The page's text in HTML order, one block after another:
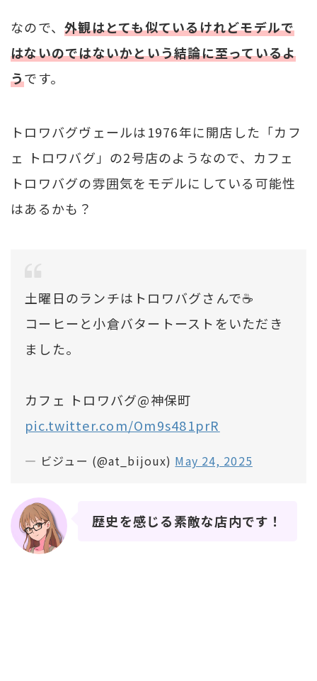
なので、外観はとても似ているけれどモデルで
はないのではないかという結論に至っているよ
うです。
トロワバグヴェールは1976年に開店した「カフ
ェ トロワバグ」の2号店のようなので、カフェ
トロワバグの雰囲気をモデルにしている可能性
はあるかも？
土曜日のランチはトロワバグさんで☕️
コーヒーと小倉バタートーストをいただき
ました。
カフェ トロワバグ@神保町
pic.twitter.com/Om9s481prR
— ビジュー (@at_bijoux) May 24, 2025
歴史を感じる素敵な店内です！